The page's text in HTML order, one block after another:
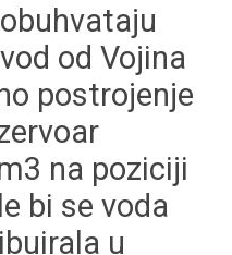
od Vojina
postrojenje
na poziciji
bi se voda
u